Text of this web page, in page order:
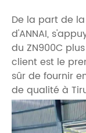
De la part de
d'ANNAI,
du ZN900C
client est le
sûr de fournir
de qualité à